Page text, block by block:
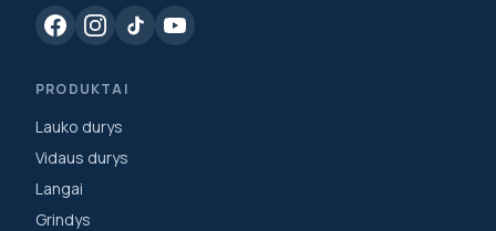
PRODUKTAI
Lauko durys
Vidaus durys
Langai
Grindys